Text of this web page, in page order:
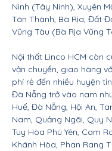
Ninh (Tây Ninh), Xuyên
Tân Thành, Bà Rịa, Đất
Vũng Tàu (Bà Rịa Vũng
Nội thất Linco HCM còn
vận chuyển, giao hàng
phí rẻ đến nhiều huyện
Đà Nẵng trở vào nam
Huế, Đà Nẵng, Hội An,
Nam, Quảng Ngãi, Quy
Tuy Hòa Phú Yên, Cam
Khánh Hòa, Phan Rang